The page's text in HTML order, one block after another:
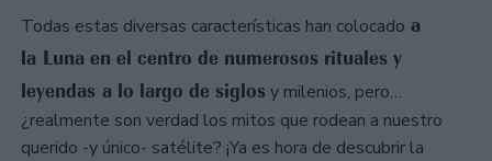
Todas estas diversas características han colocado a
la Luna en el centro de numerosos rituales y
leyendas a lo largo de siglos y milenios, pero…
¿realmente son verdad los mitos que rodean a nuestro
querido -y único- satélite? ¡Ya es hora de descubrir la